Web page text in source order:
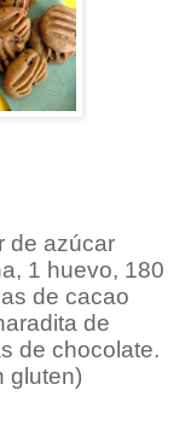
de azúcar
1 huevo, 180
de cacao
de
de chocolate.
gluten)